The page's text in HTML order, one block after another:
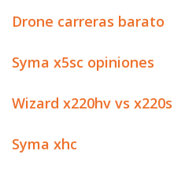
Drone carreras barato
Syma x5sc opiniones
Wizard x220hv vs x220s
Syma xhc